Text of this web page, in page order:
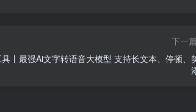
下一篇
丨最强Ai文字转语音大模型 支持长文本、停顿、